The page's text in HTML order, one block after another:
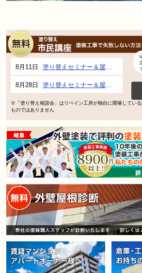
8月11日 塗り替えセミナー＆屋根、外壁の塗り替え市民講座 inぎふメディアコスモス
8月28日 塗り替えセミナー＆屋根、外壁の塗り替え市民講座 inぎふメディアコスモス
※「塗り替え相談会」はリペイン工房が独自に開催してい
ものではありません